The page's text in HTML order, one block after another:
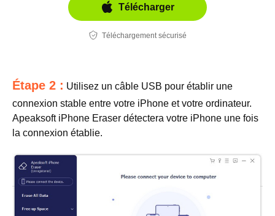
Télécharger
Téléchargement sécurisé
Étape 2 : Utilisez un câble USB pour établir une
connexion stable entre votre iPhone et votre ordinateur.
Apeaksoft iPhone Eraser détectera votre iPhone une fois
la connexion établie.